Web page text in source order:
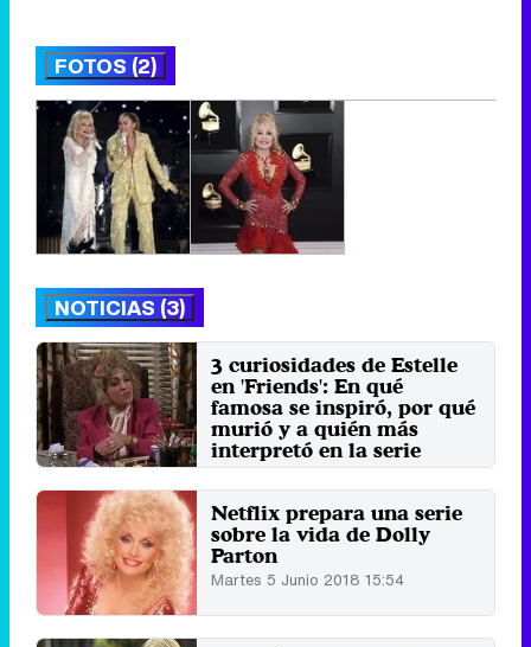
FOTOS (2)
NOTICIAS (3)
3 curiosidades de Estelle
en 'Friends': En qué
famosa se inspiró, por qué
murió y a quién más
interpretó en la serie
Miércoles 10 Agosto 2022 13:44
Netflix prepara una serie
sobre la vida de Dolly
Parton
Martes 5 Junio 2018 15:54